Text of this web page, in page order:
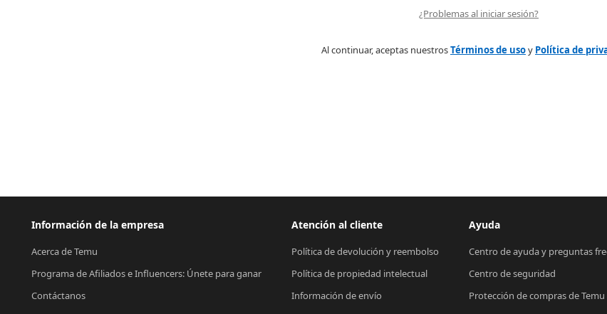
¿Problemas al iniciar sesión?
Al continuar, aceptas nuestrosTérminos de usoy Política de
Información de la empresa
Acerca de Temu
Programa de Afiliados e Influencers: Únete para ganar
Contáctanos
Atención al cliente
Política de devolución y reembolso
Política de propiedad intelectual
Información de envío
Ayuda
Centro de ayuda y preguntas
Centro de seguridad
Protección de compras de Temu